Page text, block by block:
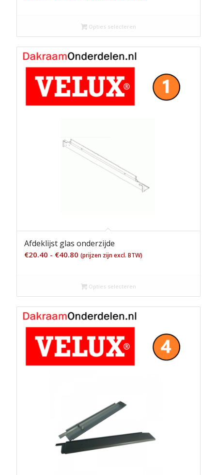
€135.00
Opties selecteren
Afdeklijst glas onderzijde
€20.40 - €40.80Prijsklasse:
€40.80
(prijzen zijn excl. BTW)
Opties selecteren